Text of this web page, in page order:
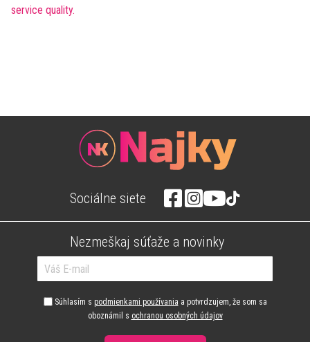
Sociálne siete
Nezmeškaj súťaže a novinky
Súhlasím s podmienkami používania a potvrdzujem, že som sa
oboznámil s ochranou osobných údajov